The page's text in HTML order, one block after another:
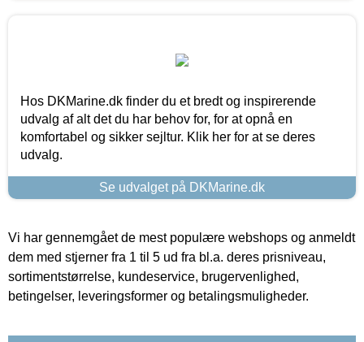
Hos DKMarine.dk finder du et bredt og inspirerende
udvalg af alt det du har behov for, for at opnå en
komfortabel og sikker sejltur. Klik her for at se deres
udvalg.
Se udvalget på DKMarine.dk
Vi har gennemgået de mest populære webshops og anmeldt
dem med stjerner fra 1 til 5 ud fra bl.a. deres prisniveau,
sortimentstørrelse, kundeservice, brugervenlighed,
betingelser, leveringsformer og betalingsmuligheder.